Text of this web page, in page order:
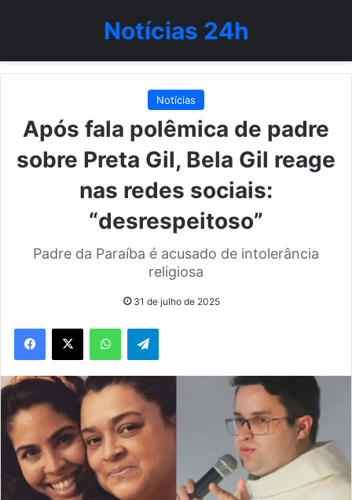
Notícias 24h
Notícias
Após fala polêmica de padre
sobre Preta Gil, Bela Gil reage
nas redes sociais:
“desrespeitoso”
Padre da Paraíba é acusado de intolerância
religiosa
31 de julho de 2025
WhatsAppTelegram